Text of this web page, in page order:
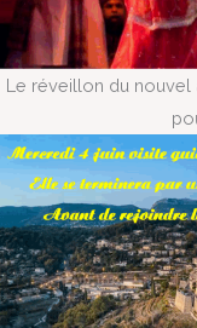
Le réveillon du